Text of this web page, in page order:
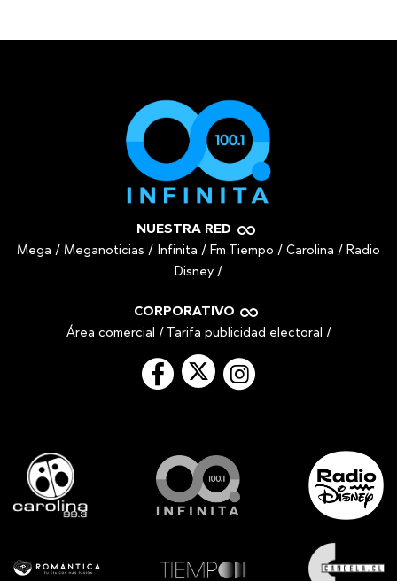
NUESTRA RED
Mega / Meganoticias / Infinita / Fm Tiempo / Carolina / Radio
Disney /
CORPORATIVO
Área comercial / Tarifa publicidad electoral /